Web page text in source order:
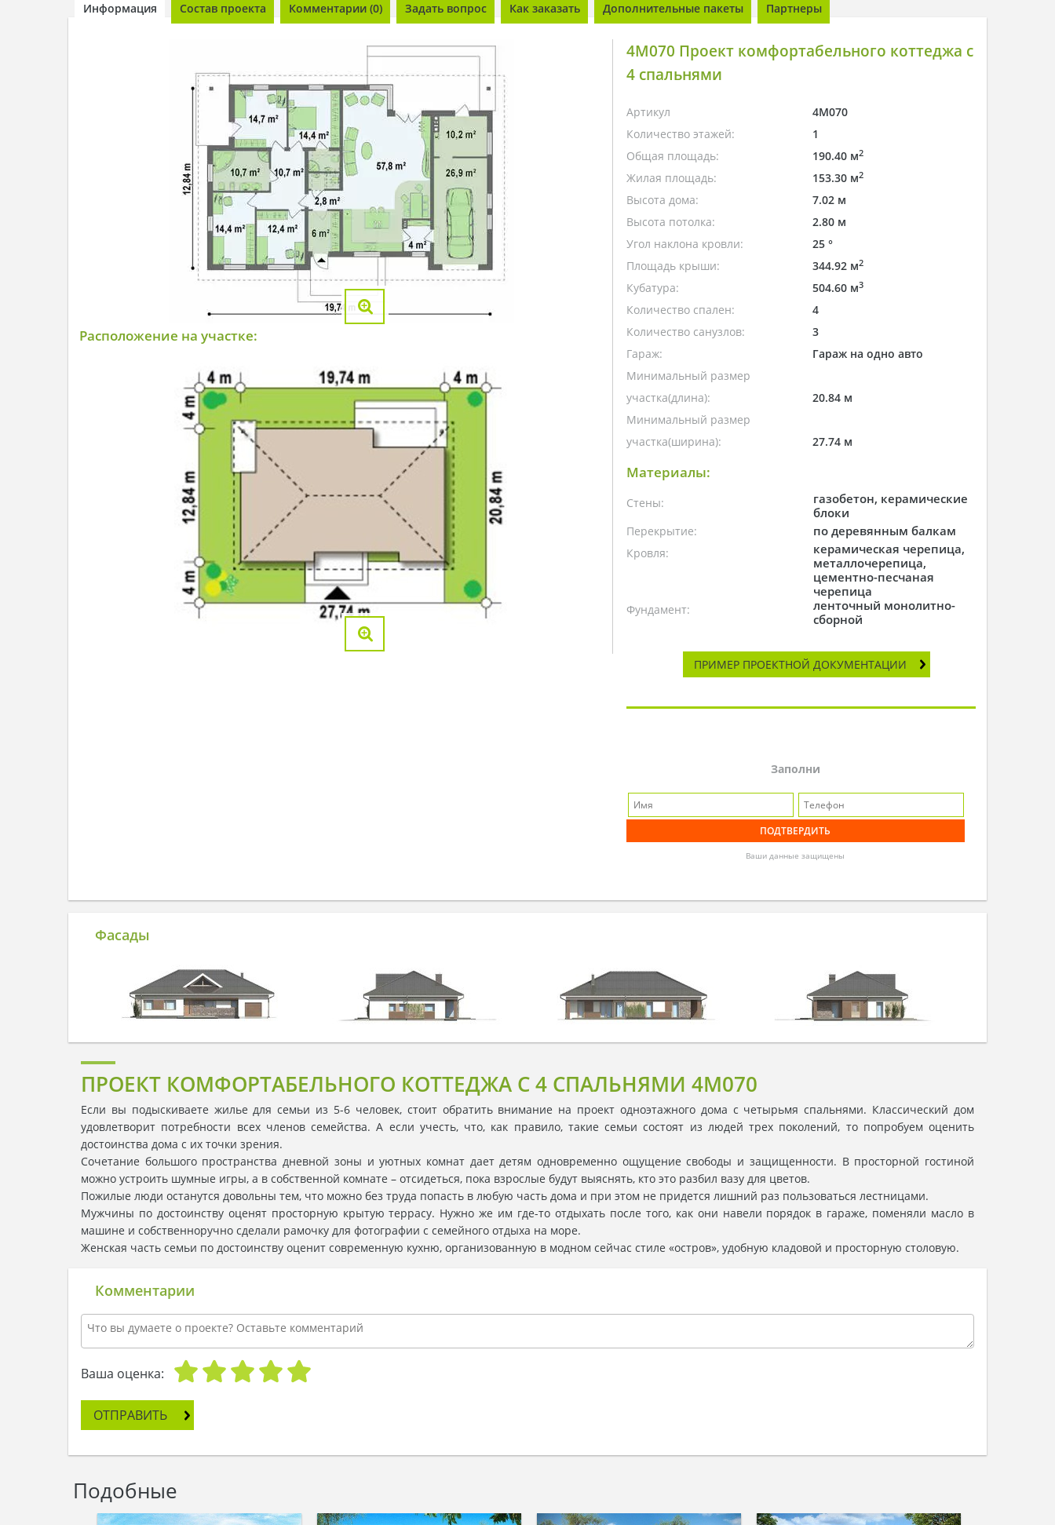
Информация Состав проекта Комментарии (0) Задать вопрос Как заказать Дополнительные пакеты Партнеры
Расположение на участке:
4M070 Проект комфортабельного коттеджа с
4 спальнями
Артикул
4M070
Количество этажей:
1
Общая площадь:
190.40 м2
Жилая площадь: 153.30 м2
Высота дома:
7.02 м
Высота потолка:
2.80 м
Угол наклона кровли:
25 °
Площадь крыши:
344.92 м2
Кубатура: 504.60 м3
Количество спален:
4
Количество санузлов:
3
Гараж:
Гараж на одно авто
Минимальный размер
участка(длина):
20.84 м
Минимальный размер
участка(ширина):
27.74 м
Материалы:
Стены:
газобетон, керамические
блоки
Перекрытие: по деревянным балкам
Кровля:
керамическая черепица,
металлочерепица,
цементно-песчаная
черепица
Фундамент:
ленточный монолитно-
сборной
ПРИМЕР ПРОЕКТНОЙ ДОКУМЕНТАЦИИ
Заполни
Ваши данные защищены
Фасады
ПРОЕКТ КОМФОРТАБЕЛЬНОГО КОТТЕДЖА С 4 СПАЛЬНЯМИ 4M070
Если вы подыскиваете жилье для семьи из 5-6 человек, стоит обратить внимание на проект одноэтажного дома с четырьмя спальнями. Классический дом
удовлетворит потребности всех членов семейства. А если учесть, что, как правило, такие семьи состоят из людей трех поколений, то попробуем оценить
достоинства дома с их точки зрения.
Сочетание большого пространства дневной зоны и уютных комнат дает детям одновременно ощущение свободы и защищенности. В просторной гостиной
можно устроить шумные игры, а в собственной комнате – отсидеться, пока взрослые будут выяснять, кто это разбил вазу для цветов.
Пожилые люди останутся довольны тем, что можно без труда попасть в любую часть дома и при этом не придется лишний раз пользоваться лестницами.
Мужчины по достоинству оценят просторную крытую террасу. Нужно же им где-то отдыхать после того, как они навели порядок в гараже, поменяли масло в
машине и собственноручно сделали рамочку для фотографии с семейного отдыха на море.
Женская часть семьи по достоинству оценит современную кухню, организованную в модном сейчас стиле «остров», удобную кладовой и просторную столовую.
Комментарии
Ваша оценка:
ОТПРАВИТЬ
Подобные